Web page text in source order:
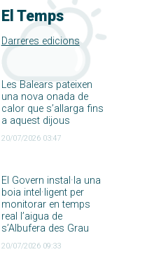
El Temps
Darreres edicions
Les Balears pateixen
una nova onada de
calor que s’allarga fins
a aquest dijous
20/07/2026 03:47
El Govern instal·la una
boia intel·ligent per
monitorar en temps
real l’aigua de
s’Albufera des Grau
20/07/2026 09:33